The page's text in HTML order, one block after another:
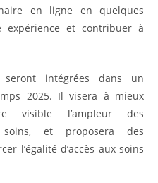
en ligne en quelques
expérience et contribuer à
seront intégrées dans un
2025. Il visera à mieux
visible l’ampleur des
et proposera des
l’égalité d’accès aux soins